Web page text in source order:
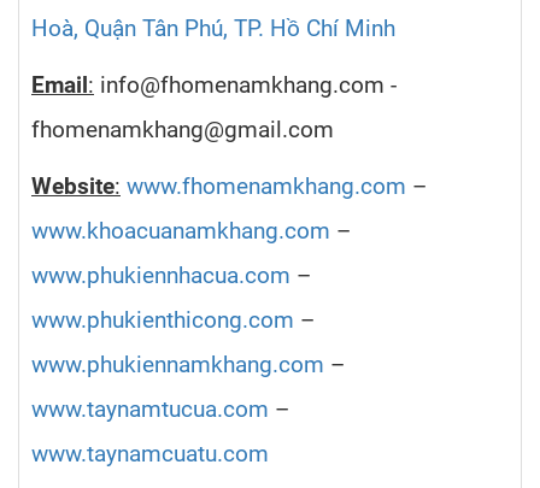
Hoà, Quận Tân Phú, TP. Hồ Chí Minh
Email : info@fhomenamkhang.com -
fhomenamkhang@gmail.com
Website: www.fhomenamkhang.com –
www.khoacuanamkhang.com –
www.phukiennhacua.com –
www.phukienthicong.com –
www.phukiennamkhang.com –
www.taynamtucua.com –
www.taynamcuatu.com